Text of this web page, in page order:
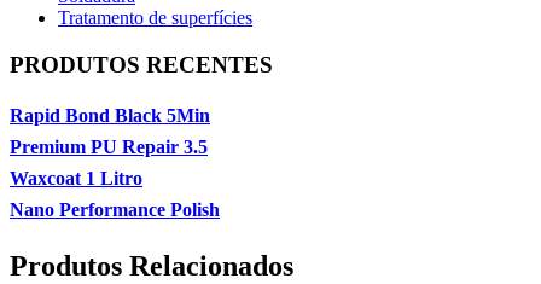
Tratamento de superfícies
PRODUTOS RECENTES
Rapid Bond Black 5Min
Premium PU Repair 3.5
Waxcoat 1 Litro
Nano Performance Polish
Produtos Relacionados